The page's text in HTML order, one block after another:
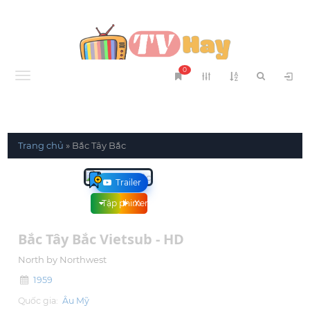
Menu
0
Trang chủ » Bắc Tây Bắc
Trailer
Xem phim
Tập phim
Bắc Tây Bắc Vietsub - HD
North by Northwest
1959
Quốc gia: Âu Mỹ